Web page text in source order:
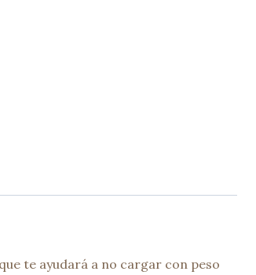
te ayudará a no cargar con peso